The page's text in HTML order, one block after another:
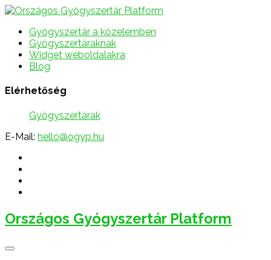
Gyógyszertár a közelemben
Gyógyszertáraknak
Widget weboldalakra
Blog
Elérhetőség
Gyógyszertárak
E-Mail: hello@ogyp.hu
Országos Gyógyszertár Platform